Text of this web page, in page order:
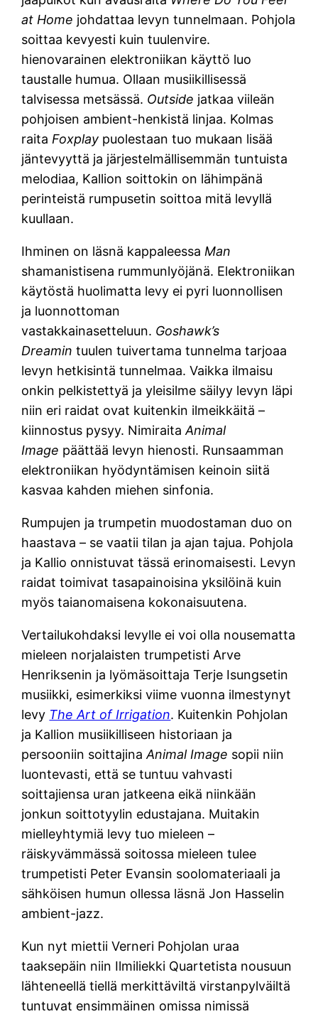
at Home johdattaa levyn tunnelmaan. Pohjola
soittaa kevyesti kuin tuulenvire.
hienovarainen elektroniikan käyttö luo
taustalle humua. Ollaan musiikillisessä
talvisessa metsässä. Outside jatkaa viileän
pohjoisen ambient-henkistä linjaa. Kolmas
raita Foxplay puolestaan tuo mukaan lisää
jäntevyyttä ja järjestelmällisemmän tuntuista
melodiaa, Kallion soittokin on lähimpänä
perinteistä rumpusetin soittoa mitä levyllä
kuullaan.
Ihminen on läsnä kappaleessa Man
shamanistisena rummunlyöjänä. Elektroniikan
käytöstä huolimatta levy ei pyri luonnollisen
ja luonnottoman
vastakkainasetteluun. Goshawk’s
Dreamin tuulen tuivertama tunnelma tarjoaa
levyn hetkisintä tunnelmaa. Vaikka ilmaisu
onkin pelkistettyä ja yleisilme säilyy levyn läpi
niin eri raidat ovat kuitenkin ilmeikkäitä –
kiinnostus pysyy. NimiraitaAnimal
Image päättää levyn hienosti. Runsaamman
elektroniikan hyödyntämisen keinoin siitä
kasvaa kahden miehen sinfonia.
Rumpujen ja trumpetin muodostaman duo on
haastava – se vaatii tilan ja ajan tajua. Pohjola
ja Kallio onnistuvat tässä erinomaisesti. Levyn
raidat toimivat tasapainoisina yksilöinä kuin
myös taianomaisena kokonaisuutena.
Vertailukohdaksi levylle ei voi olla nousematta
mieleen norjalaisten trumpetisti Arve
Henriksenin ja lyömäsoittaja Terje Isungsetin
musiikki, esimerkiksi viime vuonna ilmestynyt
levy The Art of Irrigation. Kuitenkin Pohjolan
ja Kallion musiikilliseen historiaan ja
persooniin soittajinaAnimal Image sopii niin
luontevasti, että se tuntuu vahvasti
soittajiensa uran jatkeena eikä niinkään
jonkun soittotyylin edustajana. Muitakin
mielleyhtymiä levy tuo mieleen –
räiskyvämmässä soitossa mieleen tulee
trumpetisti Peter Evansin soolomateriaali ja
sähköisen humun ollessa läsnä Jon Hasselin
ambient-jazz.
Kun nyt miettii Verneri Pohjolan uraa
taaksepäin niin Ilmiliekki Quartetista nousuun
lähteneellä tiellä merkittäviltä virstanpylväiltä
tuntuvat ensimmäinen omissa nimissä